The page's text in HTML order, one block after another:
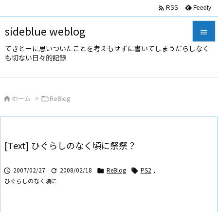
sideblue weblog
てきとーに思いついたことを考えもせずに書いてしまうだらしなく
も切ない日々的記録



 RSS Feedly
 ホーム > ReBlog
[Text] ひぐらしのなく頃に祭祭？
 2007/02/27  2008/02/18  ReBlog  PS2 ,
ひぐらしのなく頃に